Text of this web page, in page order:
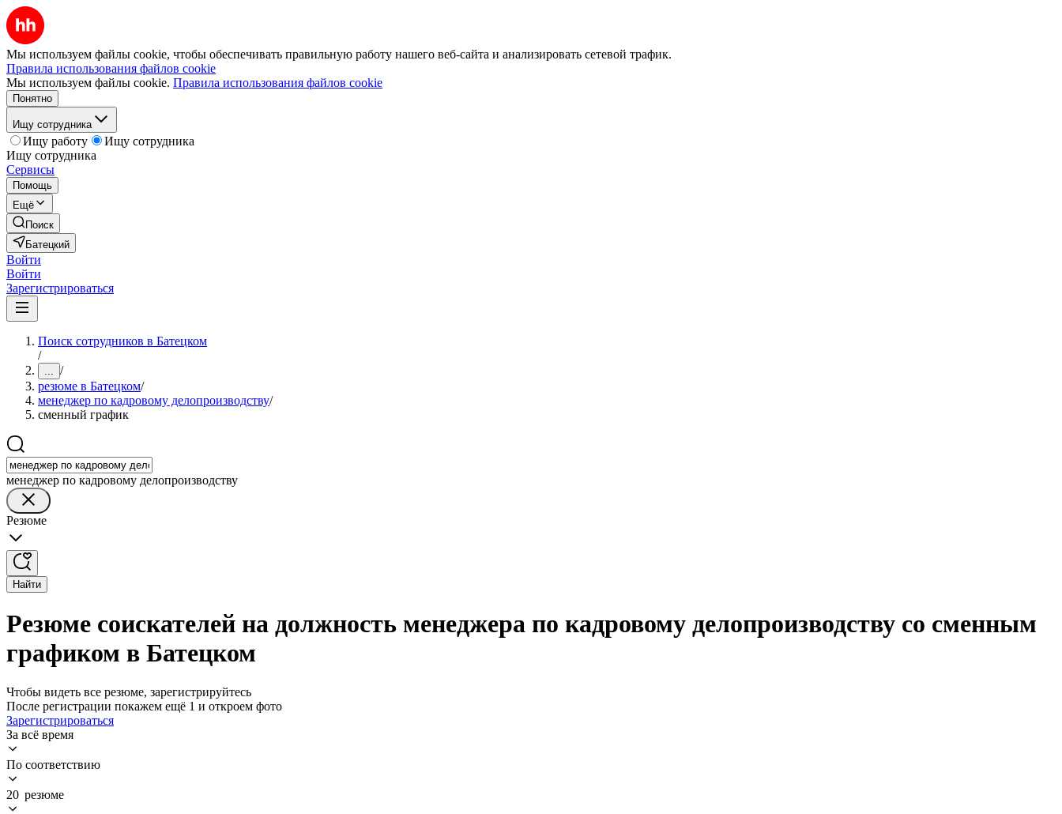
Мы используем файлы cookie, чтобы обеспечивать правильную работу нашего веб-сайта и анализировать сетевой трафик.
Правила использования файлов cookie
Мы используем файлы cookie. Правила использования файлов cookie
Понятно
Ищу сотрудника
Ищу работу
Ищу сотрудника
Ищу сотрудника
Сервисы
Помощь
Ещё
Поиск
Батецкий
Войти
Войти
Зарегистрироваться
Поиск сотрудников в Батецком
/
... /
резюме в Батецком/
менеджер по кадровому делопроизводству/
сменный график
менеджер по кадровому делопроизводству
Резюме
Найти
Резюме соискателей на должность менеджера по кадровому делопроизводству со сменным
графиком в Батецком
Чтобы видеть все резюме, зарегистрируйтесь
После регистрации покажем ещё 1 и откроем фото
Зарегистрироваться
За всё время
По соответствию
20 резюме